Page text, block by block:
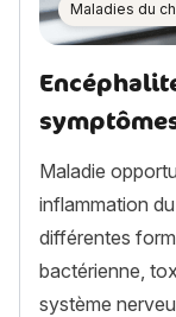
Maladies du
Maladie
inflammation
différentes
bactérienne,
système